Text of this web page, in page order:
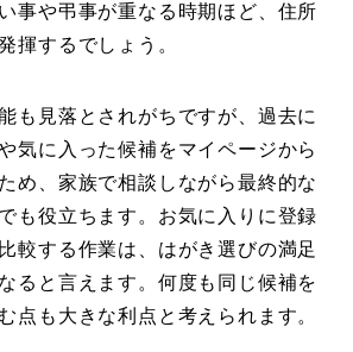
事や弔事が重なる時期ほど、住所
揮するでしょう。
も見落とされがちですが、過去に
気に入った候補をマイページから
め、家族で相談しながら最終的な
も役立ちます。お気に入りに登録
較する作業は、はがき選びの満足
ると言えます。何度も同じ候補を
点も大きな利点と考えられます。